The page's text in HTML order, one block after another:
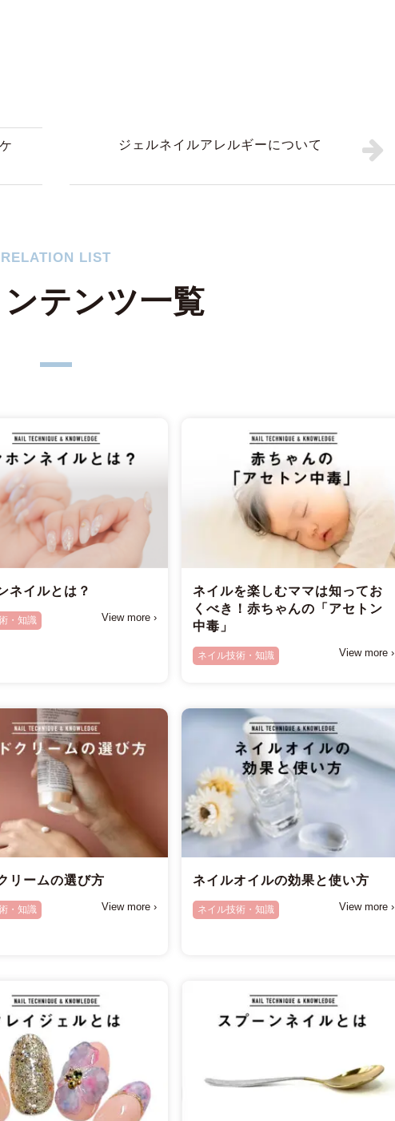
ジェルネイルアレルギーについて
RELATION LIST
テンツ一覧
ネイルとは？
・知識 View more ›
ネイルを楽しむママは知ってお
くべき！赤ちゃんの「アセトン
中毒」
ネイル技術・知識 View more ›
リームの選び方
・知識 View more ›
ネイルオイルの効果と使い方
ネイル技術・知識 View more ›